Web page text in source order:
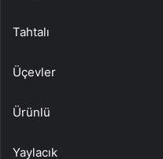
Tahtalı
Üçevler
Ürünlü
Yaylacık